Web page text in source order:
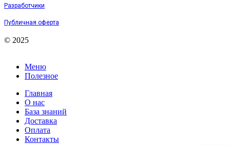
Разработчики
Публичная оферта
© 2025
Меню
Полезное
Главная
О нас
База знаний
Доставка
Оплата
Контакты